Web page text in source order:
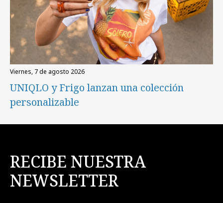
viernes, 7 de agosto 2026
UNIQLO y Frigo lanzan una colección
personalizable
RECIBE NUESTRA
NEWSLETTER